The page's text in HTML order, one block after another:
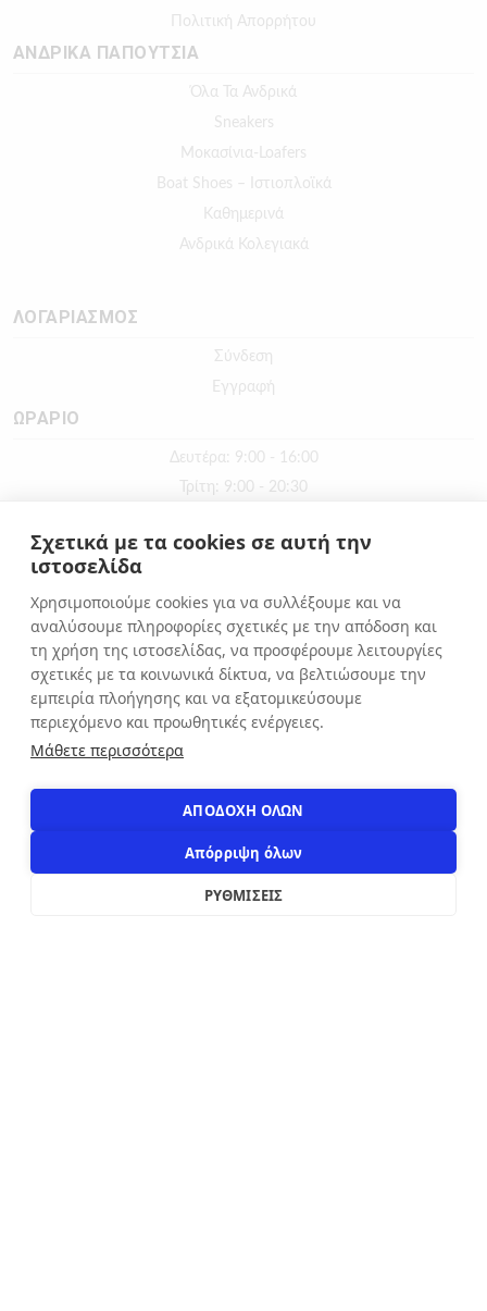
Πολιτική Απορρήτου
ΑΝΔΡΙΚΑ ΠΑΠΟΥΤΣΙΑ
Όλα Τα Ανδρικά
Sneakers
Μοκασίνια-Loafers
Boat Shoes – Ιστιοπλοϊκά
Καθημερινά
Ανδρικά Κολεγιακά
ΛΟΓΑΡΙΑΣΜΟΣ
Σύνδεση
Εγγραφή
ΩΡΑΡΙΟ
Δευτέρα: 9:00 - 16:00
Τρίτη: 9:00 - 20:30
Πέμπτη: 9:00 - 20:30
Σάββατο: 9:00 - 16:00
Κυριακή: ΚΛΕΙΣΤΑ
ΕΠΙΚΟΙΝΩΝΙΑ
Σχετικά με τα cookies σε αυτή την
ιστοσελίδα
Χρησιμοποιούμε cookies για να συλλέξουμε και να
αναλύσουμε πληροφορίες σχετικές με την απόδοση και
τη χρήση της ιστοσελίδας, να προσφέρουμε λειτουργίες
σχετικές με τα κοινωνικά δίκτυα, να βελτιώσουμε την
εμπειρία πλοήγησης και να εξατομικεύσουμε
περιεχόμενο και προωθητικές ενέργειες.
Μάθετε περισσότερα
ΑΠΟΔΟΧΗ ΟΛΩΝ
Απόρριψη όλων
ΡΥΘΜΙΣΕΙΣ